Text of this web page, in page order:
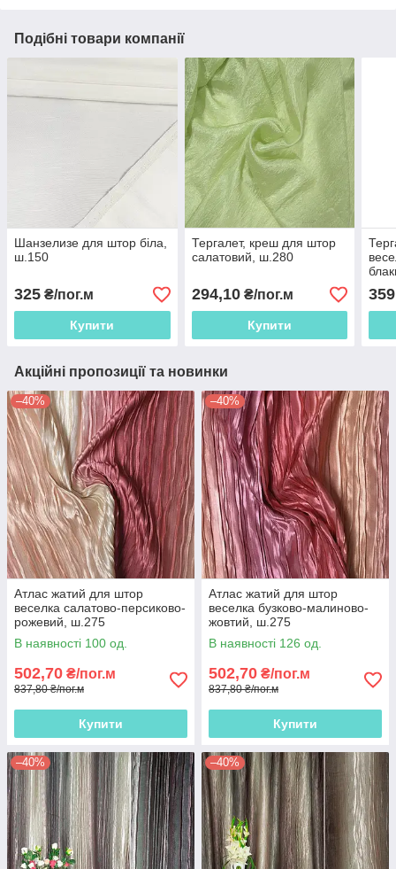
Подібні товари компанії
Шанзелизе для штор біла,
ш.150
325 ₴/пог.м
Купити
Тергалет, креш для штор
салатовий, ш.280
294,10₴/пог.м
Купити
Акційні пропозиції та новинки
–40%
Атлас жатий для штор
веселка салатово-персиково-
рожевий, ш.275
В наявності 100 од.
502,70 ₴/пог.м
837,80 ₴/пог.м
Купити
–40%
Атлас жатий для штор
веселка бузково-малиново-
жовтий, ш.275
В наявності 126 од.
502,70 ₴/пог.м
837,80 ₴/пог.м
Купити
–40% –40%